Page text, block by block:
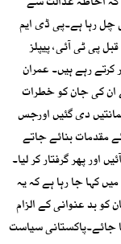
رہا ہے۔پی ڈی ایم
پی ٹی آئی، پیپلز
کرتے رہے ہیں۔ عمران
ان کی جان کو خطرات
دی گئیں اورجس
بنائے جاتے
اور پھر گرفتار کر لیا۔
کہا جا رہا ہے کہ یہ
کو بد عنوانی کے الزام
جائے۔پاکستانی سیاست